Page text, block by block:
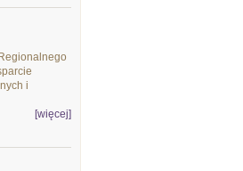
i
[więcej]